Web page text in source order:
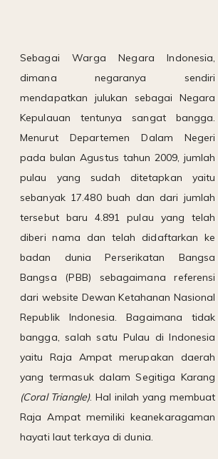
Sebagai Warga Negara Indonesia,
dimana negaranya sendiri
mendapatkan julukan sebagai Negara
Kepulauan tentunya sangat bangga.
Menurut Departemen Dalam Negeri
pada bulan Agustus tahun 2009, jumlah
pulau yang sudah ditetapkan yaitu
sebanyak 17.480 buah dan dari jumlah
tersebut baru 4.891 pulau yang telah
diberi nama dan telah didaftarkan ke
badan dunia Perserikatan Bangsa
Bangsa (PBB) sebagaimana referensi
dari website Dewan Ketahanan Nasional
Republik Indonesia. Bagaimana tidak
bangga, salah satu Pulau di Indonesia
yaitu Raja Ampat merupakan daerah
yang termasuk dalam Segitiga Karang
(Coral Triangle). Hal inilah yang membuat
Raja Ampat memiliki keanekaragaman
hayati laut terkaya di dunia.